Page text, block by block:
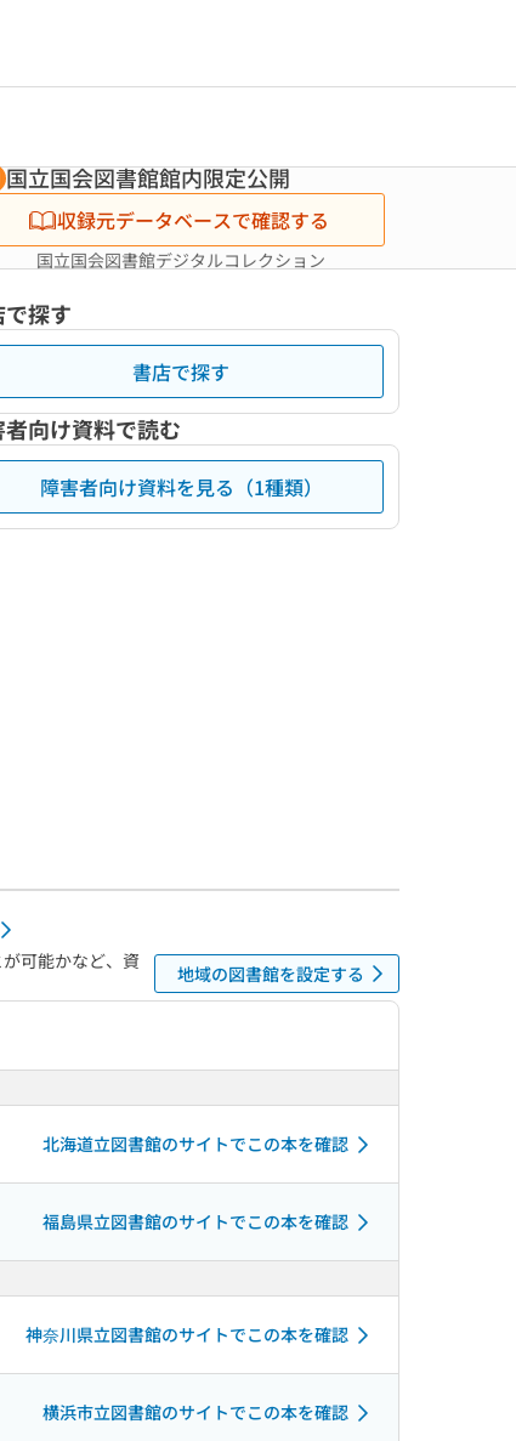
国立国会図書館館内限定公開
収録元データベースで確認する
国立国会図書館デジタルコレクション
探す
書店で探す
者向け資料で読む
障害者向け資料を見る（1種類）
可能かなど、資
地域の図書館を設定する
北海道立図書館のサイトでこの本を確認
福島県立図書館のサイトでこの本を確認
神奈川県立図書館のサイトでこの本を確認
横浜市立図書館のサイトでこの本を確認